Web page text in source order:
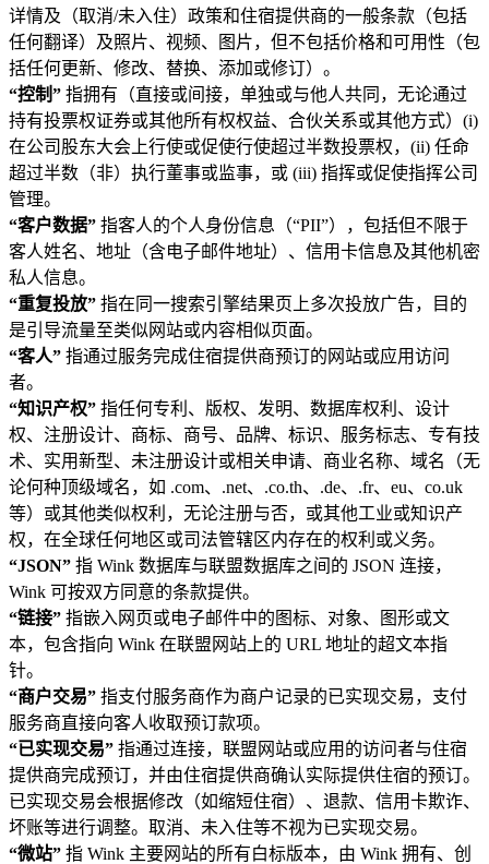
详情及（取消/未入住）政策和住宿提供商的一般条款（包括
任何翻译）及照片、视频、图片，但不包括价格和可用性（包
括任何更新、修改、替换、添加或修订）。
“控制” 指拥有（直接或间接，单独或与他人共同，无论通过
持有投票权证券或其他所有权权益、合伙关系或其他方式）(i)
在公司股东大会上行使或促使行使超过半数投票权，(ii) 任命
超过半数（非）执行董事或监事，或 (iii) 指挥或促使指挥公司
管理。
“客户数据” 指客人的个人身份信息（“PII”），包括但不限于
客人姓名、地址（含电子邮件地址）、信用卡信息及其他机密
私人信息。
“重复投放” 指在同一搜索引擎结果页上多次投放广告，目的
是引导流量至类似网站或内容相似页面。
“客人” 指通过服务完成住宿提供商预订的网站或应用访问
者。
“知识产权” 指任何专利、版权、发明、数据库权利、设计
权、注册设计、商标、商号、品牌、标识、服务标志、专有技
术、实用新型、未注册设计或相关申请、商业名称、域名（无
论何种顶级域名，如 .com、.net、.co.th、.de、.fr、eu、co.uk
等）或其他类似权利，无论注册与否，或其他工业或知识产
权，在全球任何地区或司法管辖区内存在的权利或义务。
“JSON” 指 Wink 数据库与联盟数据库之间的 JSON 连接，
Wink 可按双方同意的条款提供。
“链接” 指嵌入网页或电子邮件中的图标、对象、图形或文
本，包含指向 Wink 在联盟网站上的 URL 地址的超文本指
针。
“商户交易” 指支付服务商作为商户记录的已实现交易，支付
服务商直接向客人收取预订款项。
“已实现交易” 指通过连接，联盟网站或应用的访问者与住宿
提供商完成预订，并由住宿提供商确认实际提供住宿的预订。
已实现交易会根据修改（如缩短住宿）、退款、信用卡欺诈、
坏账等进行调整。取消、未入住等不视为已实现交易。
“微站” 指 Wink 主要网站的所有白标版本，由 Wink 拥有、创